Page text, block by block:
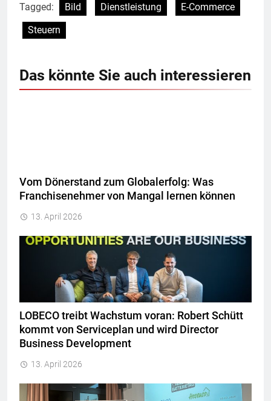
Tagged: Bild Dienstleistung
E-Commerce
Steuern
Das könnte Sie auch interessieren
Vom Dönerstand zum Globalerfolg: Was
Franchisenehmer von Mangal lernen können
13. April 2026
LOBECO treibt Wachstum voran: Robert Schütt
kommt von Serviceplan und wird Director
Business Development
13. April 2026